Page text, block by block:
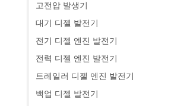
고전압 발생기
대기 디젤 발전기
전기 디젤 엔진 발전기
전력 디젤 엔진 발전기
트레일러 디젤 엔진 발전기
백업 디젤 발전기